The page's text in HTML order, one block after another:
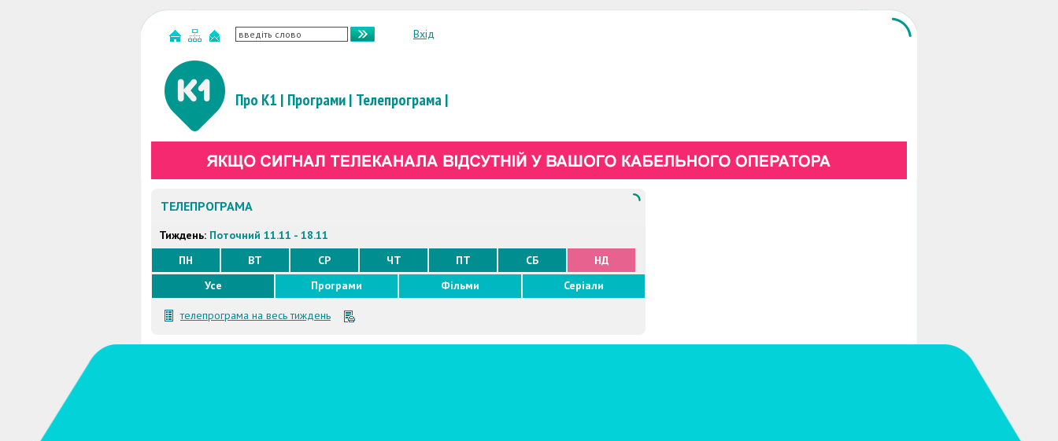
Вхід
Про К1 | Програми| Телепрограма|
ТЕЛЕПРОГРАМА
Тиждень: Поточний 11.11 - 18.11
ПН
ВТ СР ЧТ ПТ СБ
НД
Усе
Програми Фільми Серіали
телепрограма на весь тиждень